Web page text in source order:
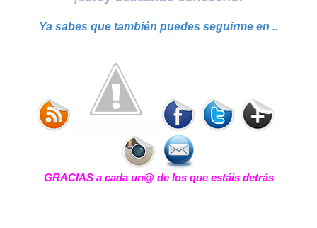
Ya sabes que también puedes seguirme en ..
GRACIAS a cada un@ de los que estáis detrás